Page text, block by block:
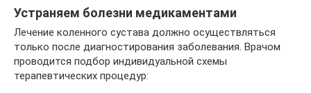
Устраняем болезни медикаментами
Лечение коленного сустава должно осуществляться
только после диагностирования заболевания. Врачом
проводится подбор индивидуальной схемы
терапевтических процедур: